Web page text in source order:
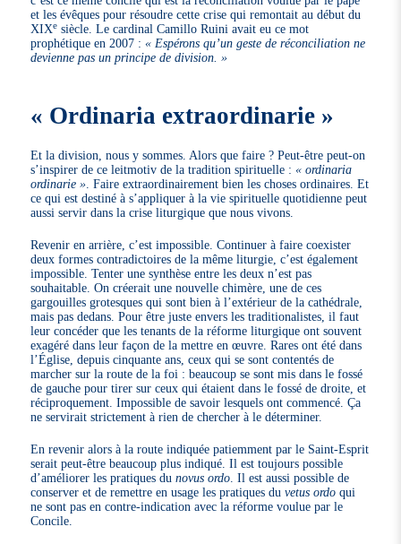
et les évêques pour résoudre cette crise qui remontait au début du
XIXe siècle. Le cardinal Camillo Ruini avait eu ce mot
prophétique en 2007 :« Espérons qu’un geste de réconciliation ne
devienne pas un principe de division. »
« Ordinaria extraordinarie »
Et la division, nous y sommes. Alors que faire ? Peut-être peut-on
s’inspirer de ce leitmotiv de la tradition spirituelle :« ordinaria
ordinarie » . Faire extraordinairement bien les choses ordinaires. Et
ce qui est destiné à s’appliquer à la vie spirituelle quotidienne peut
aussi servir dans la crise liturgique que nous vivons.
Revenir en arrière, c’est impossible. Continuer à faire coexister
deux formes contradictoires de la même liturgie, c’est également
impossible. Tenter une synthèse entre les deux n’est pas
souhaitable. On créerait une nouvelle chimère, une de ces
gargouilles grotesques qui sont bien à l’extérieur de la cathédrale,
mais pas dedans. Pour être juste envers les traditionalistes, il faut
leur concéder que les tenants de la réforme liturgique ont souvent
exagéré dans leur façon de la mettre en œuvre. Rares ont été dans
l’Église, depuis cinquante ans, ceux qui se sont contentés de
marcher sur la route de la foi : beaucoup se sont mis dans le fossé
de gauche pour tirer sur ceux qui étaient dans le fossé de droite, et
réciproquement. Impossible de savoir lesquels ont commencé. Ça
ne servirait strictement à rien de chercher à le déterminer.
En revenir alors à la route indiquée patiemment par le Saint-Esprit
serait peut-être beaucoup plus indiqué. Il est toujours possible
d’améliorer les pratiques dunovus ordo . Il est aussi possible de
conserver et de remettre en usage les pratiques duvetus ordo qui
ne sont pas en contre-indication avec la réforme voulue par le
Concile.